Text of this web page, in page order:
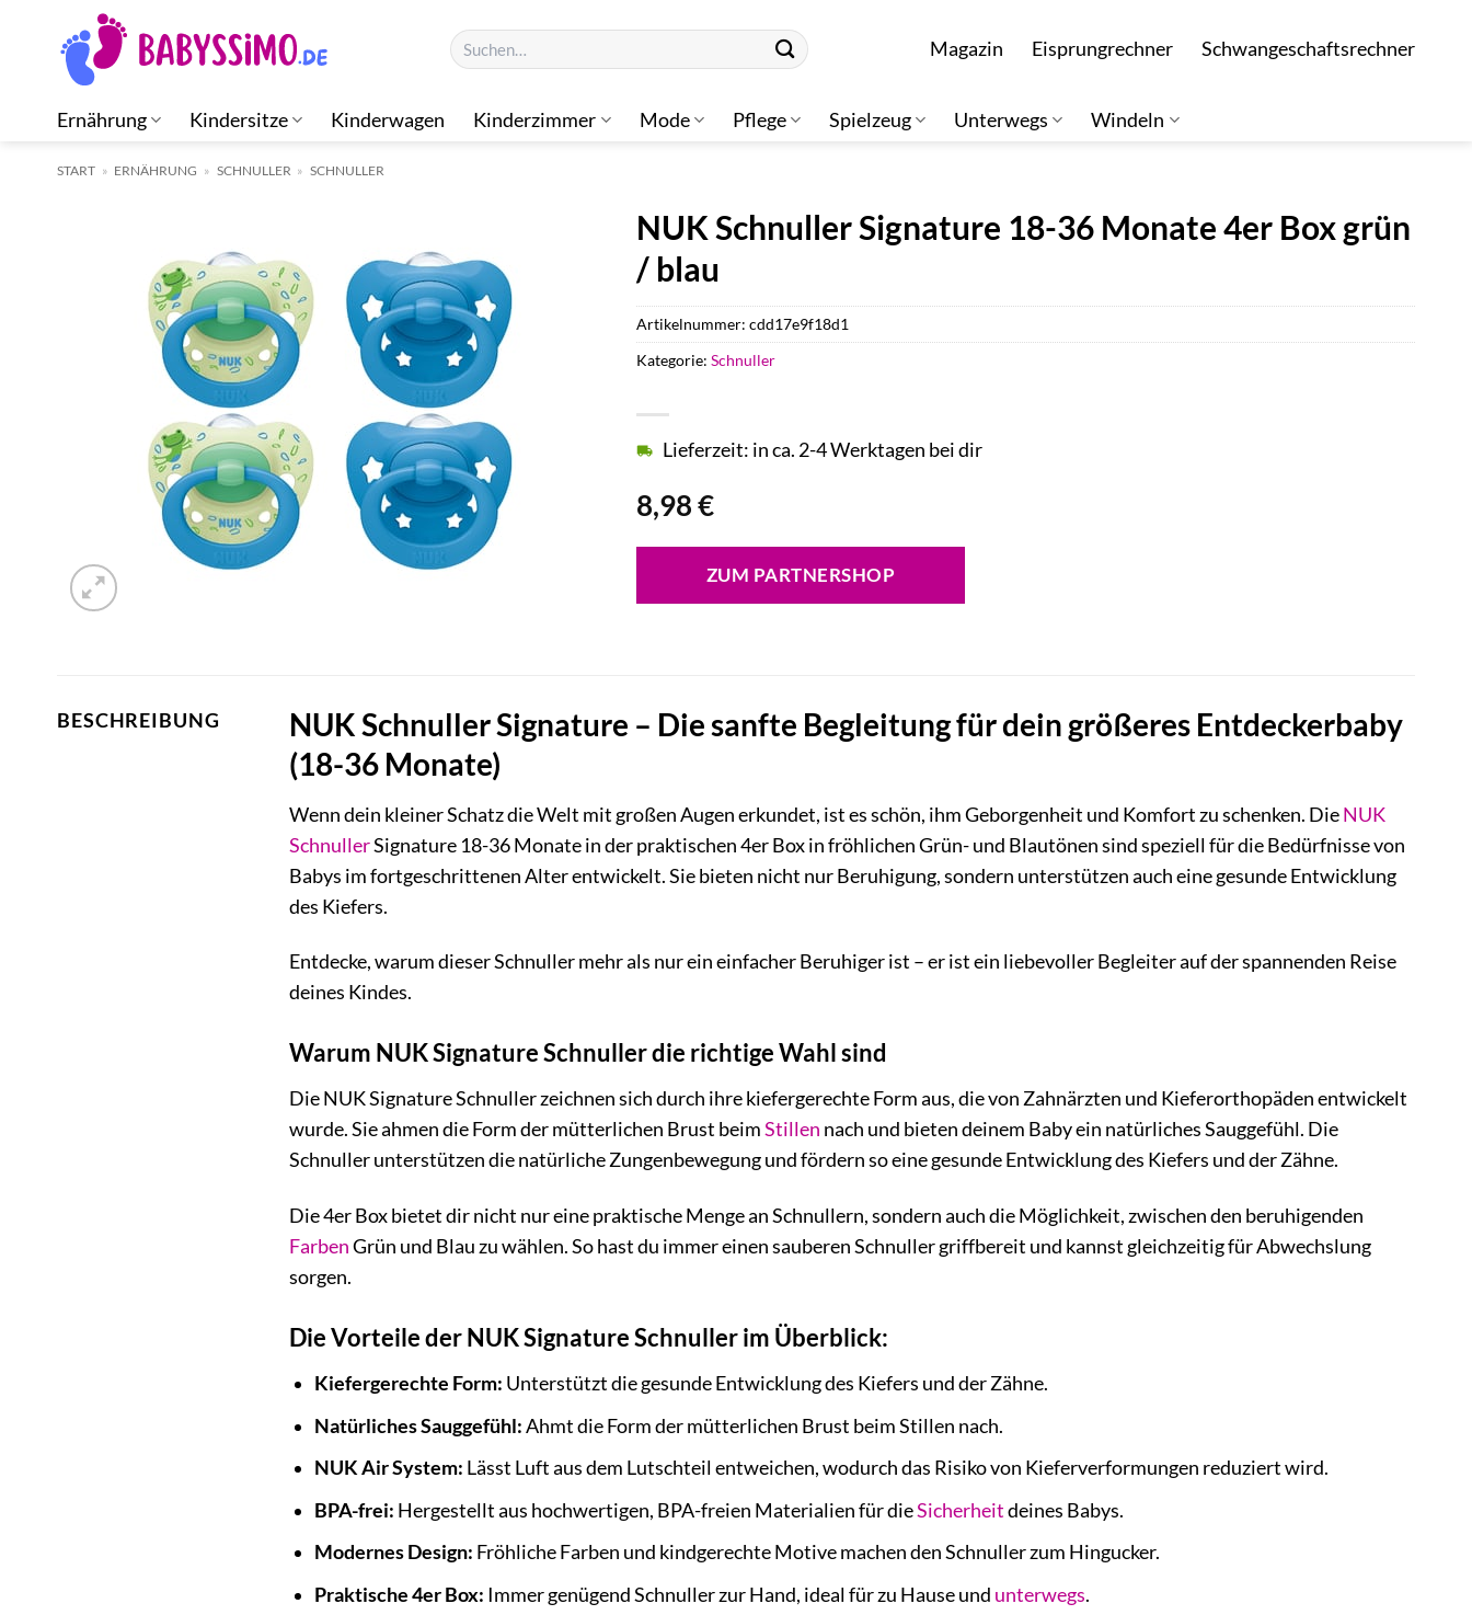
springen
Suchen
nach:
Magazin Eisprungrechner Schwangeschaftsrechner
Ernährung Kindersitze Kinderwagen Kinderzimmer Mode Pflege Spielzeug Unterwegs Windeln
START » ERNÄHRUNG » SCHNULLER » SCHNULLER
NUK Schnuller Signature 18-36 Monate 4er Box grün
/ blau
8,98€
Lieferzeit: in ca. 2-4 Werktagen bei dir
ZUM PARTNERSHOP
Artikelnummer:cdd17e9f18d1
Kategorie:Schnuller
BESCHREIBUNG
NUK Schnuller Signature – Die sanfte Begleitung für dein größeres Entdeckerbaby
(18-36 Monate)
Wenn dein kleiner Schatz die Welt mit großen Augen erkundet, ist es schön, ihm Geborgenheit und Komfort zu schenken. DieNUK
SchnullerSignature 18-36 Monate in der praktischen 4er Box in fröhlichen Grün- und Blautönen sind speziell für die Bedürfnisse von
Babys im fortgeschrittenen Alter entwickelt. Sie bieten nicht nur Beruhigung, sondern unterstützen auch eine gesunde Entwicklung
des Kiefers.
Entdecke, warum dieser Schnuller mehr als nur ein einfacher Beruhiger ist – er ist ein liebevoller Begleiter auf der spannenden Reise
deines Kindes.
Warum NUK Signature Schnuller die richtige Wahl sind
Die NUK Signature Schnuller zeichnen sich durch ihre kiefergerechte Form aus, die von Zahnärzten und Kieferorthopäden entwickelt
wurde. Sie ahmen die Form der mütterlichen Brust beimStillen nach und bieten deinem Baby ein natürliches Sauggefühl. Die
Schnuller unterstützen die natürliche Zungenbewegung und fördern so eine gesunde Entwicklung des Kiefers und der Zähne.
Die 4er Box bietet dir nicht nur eine praktische Menge an Schnullern, sondern auch die Möglichkeit, zwischen den beruhigenden
FarbenGrün und Blau zu wählen. So hast du immer einen sauberen Schnuller griffbereit und kannst gleichzeitig für Abwechslung
sorgen.
Die Vorteile der NUK Signature Schnuller im Überblick:
Kiefergerechte Form: Unterstützt die gesunde Entwicklung des Kiefers und der Zähne.
Natürliches Sauggefühl:Ahmt die Form der mütterlichen Brust beim Stillen nach.
NUK Air System: Lässt Luft aus dem Lutschteil entweichen, wodurch das Risiko von Kieferverformungen reduziert wird.
BPA-frei: Hergestellt aus hochwertigen, BPA-freien Materialien für dieSicherheitdeines Babys.
Modernes Design: Fröhliche Farben und kindgerechte Motive machen den Schnuller zum Hingucker.
Praktische 4er Box: Immer genügend Schnuller zur Hand, ideal für zu Hause und unterwegs.